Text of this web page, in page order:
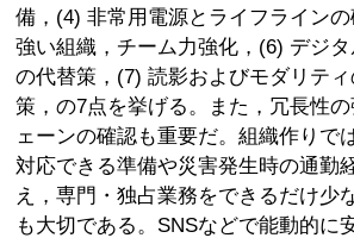
備，(4) 非常用電源とライフライン
強い組織，チーム力強化，(6) デジ
の代替策，(7) 読影およびモダリテ
策，の7点を挙げる。また，冗長性
ェーンの確認も重要だ。組織作りで
対応できる準備や災害発生時の通勤
え，専門・独占業務をできるだけ少
も大切である。SNSなどで能動的に